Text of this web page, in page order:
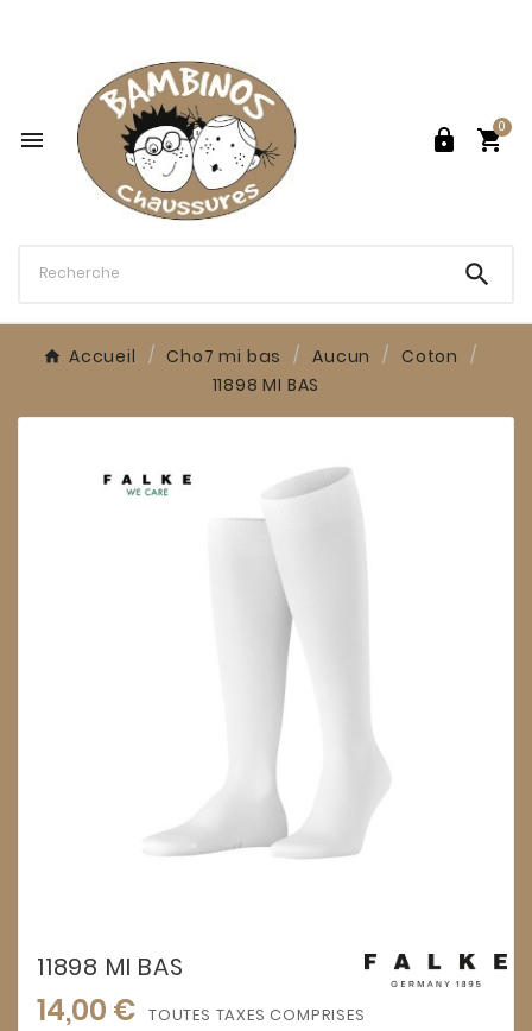
  
0

Accueil Cho7 mi bas Aucun
Coton
11898 MI BAS
11898 MI BAS
14,00 € TOUTES TAXES COMPRISES